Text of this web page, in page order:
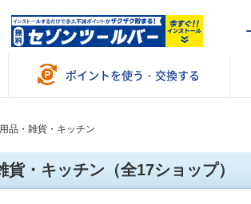
ポイントを使う・交換する
品・雑貨・キッチン
・キッチン（全17ショップ）